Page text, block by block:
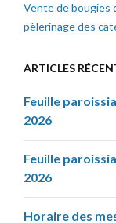
Vente de bougies
pèlerinage des
ARTICLES
Feuille
2026
Feuille
2026
Horaire des